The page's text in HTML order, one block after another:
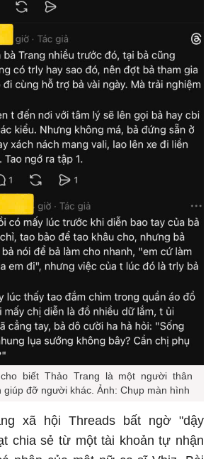
biết Thảo Trang là một người thân
giúp đỡ người khác. Ảnh: Chụp màn hình
xã hội Threads bất ngờ "dậy
chia sẻ từ một tài khoản tự nhận